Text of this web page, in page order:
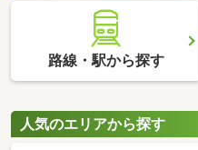
路線・駅から探す
人気のエリアから探す